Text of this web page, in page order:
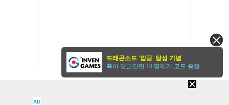
AD
드래곤소드 '압긍' 달성 기념
축하 댓글달면 10 명에게 코드 증정